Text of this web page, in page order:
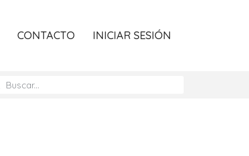
CONTACTO INICIAR SESIÓN